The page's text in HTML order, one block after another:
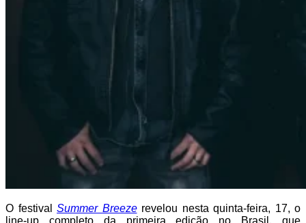
O festival Summer Breeze revelou nesta quinta-feira, 17, o
line-up completo da primeira edição no Brasil, que